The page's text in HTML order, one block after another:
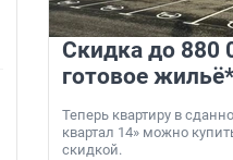
Скидка до 880
готовое
Теперь квартиру в
квартал 14» можно
скидкой.